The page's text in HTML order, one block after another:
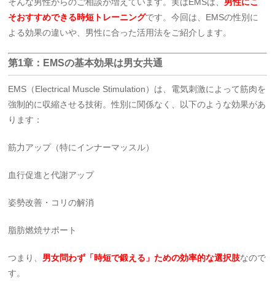
そんな男性からのご相談が増えています。実はEMSは、 男性にこ
そおすすめできる時短トレーニングです。今回は、EMSの性別に
よる効果の違いや、男性に合った活用法をご紹介します。
第1章：EMSの基本効果は男女共通
EMS（Electrical Muscle Stimulation）は、電気刺激によって筋肉を
強制的に収縮させる技術。性別に関係なく、以下のような効果があ
ります：
筋力アップ（特にインナーマッスル）
血行促進と代謝アップ
姿勢改善・コリの解消
脂肪燃焼サポート
つまり、 男女問わず「時短で鍛える」ための効率的な選択肢なので
す。